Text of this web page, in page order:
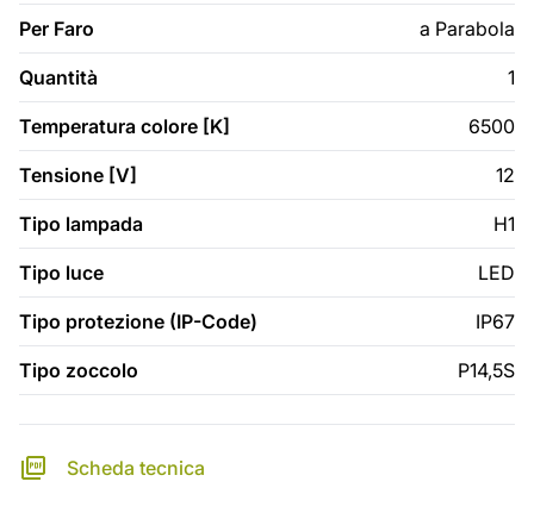
Per Faro a Parabola
Quantità 1
Temperatura colore [K] 6500
Tensione [V] 12
Tipo lampada H1
Tipo luce LED
Tipo protezione (IP-Code) IP67
Tipo zoccolo P14,5S
Scheda tecnica